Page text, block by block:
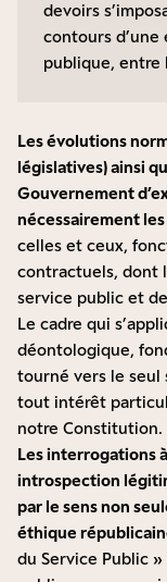
devoirs
contours d’une
publique, entre
Les évolutions
législatives) ainsi
Gouvernement
nécessairement
celles et ceux,
contractuels, dont
service public et
Le cadre qui
déontologique,
tourné vers le seul
tout intérêt
notre Constitution.
Les interrogations
introspection
par le sens non
éthique
du Service Public